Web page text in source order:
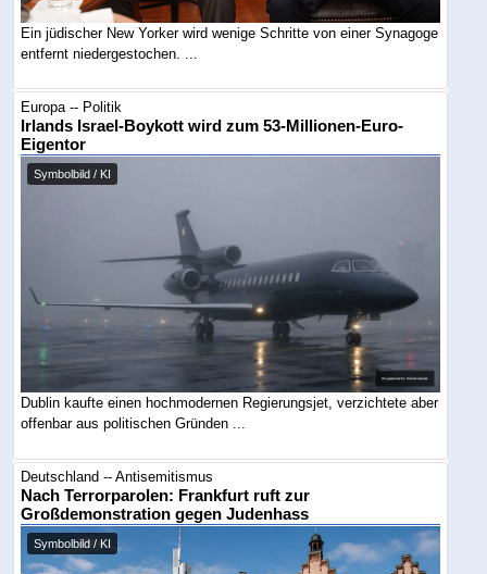
Ein jüdischer New Yorker wird wenige Schritte von einer Synagoge
entfernt niedergestochen. ...
Europa -- Politik
Irlands Israel-Boykott wird zum 53-Millionen-Euro-
Eigentor
Symbolbild / KI
Dublin kaufte einen hochmodernen Regierungsjet, verzichtete aber
offenbar aus politischen Gründen ...
Deutschland -- Antisemitismus
Nach Terrorparolen: Frankfurt ruft zur
Großdemonstration gegen Judenhass
Symbolbild / KI